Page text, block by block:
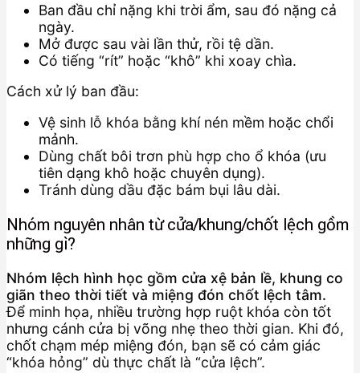
Ban đầu chỉ nặng khi trời ẩm, sau đó nặng cả
ngày.
Mở được sau vài lần thử, rồi tệ dần.
Có tiếng “rít” hoặc “khô” khi xoay chìa.
Cách xử lý ban đầu:
Vệ sinh lỗ khóa bằng khí nén mềm hoặc chổi
mảnh.
Dùng chất bôi trơn phù hợp cho ổ khóa (ưu
tiên dạng khô hoặc chuyên dụng).
Tránh dùng dầu đặc bám bụi lâu dài.
Nhóm nguyên nhân từ cửa/khung/chốt lệch gồm
những gì?
Nhóm lệch hình học gồm cửa xệ bản lề, khung co
giãn theo thời tiết và miệng đón chốt lệch tâm.
Để minh họa, nhiều trường hợp ruột khóa còn tốt
nhưng cánh cửa bị võng nhẹ theo thời gian. Khi đó,
chốt chạm mép miệng đón, bạn sẽ có cảm giác
“khóa hỏng” dù thực chất là “cửa lệch”.